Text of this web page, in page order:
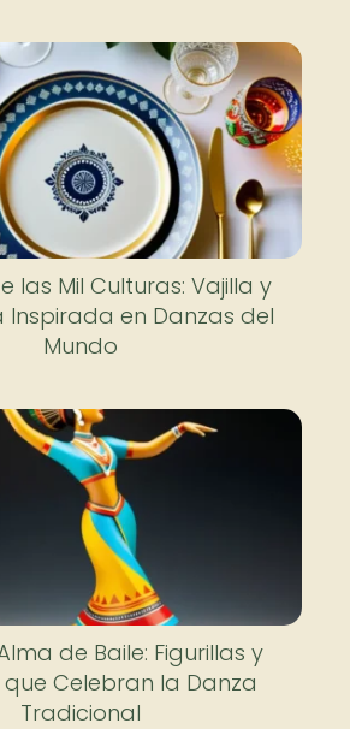
las Mil Culturas: Vajilla y
Inspirada en Danzas del
Mundo
de Baile: Figurillas y
Celebran la Danza
Tradicional